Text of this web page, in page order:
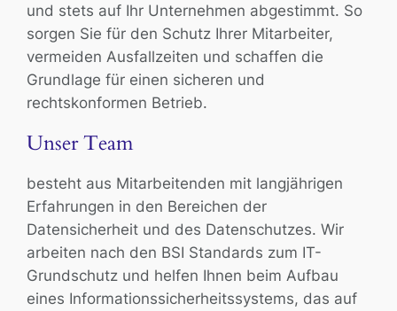
und stets auf Ihr Unternehmen abgestimmt. So
sorgen Sie für den Schutz Ihrer Mitarbeiter,
vermeiden Ausfallzeiten und schaffen die
Grundlage für einen sicheren und
rechtskonformen Betrieb.
Unser Team
besteht aus Mitarbeitenden mit langjährigen
Erfahrungen in den Bereichen der
Datensicherheit und des Datenschutzes. Wir
arbeiten nach den BSI Standards zum IT-
Grundschutz und helfen Ihnen beim Aufbau
eines Informationssicherheitssystems, das auf